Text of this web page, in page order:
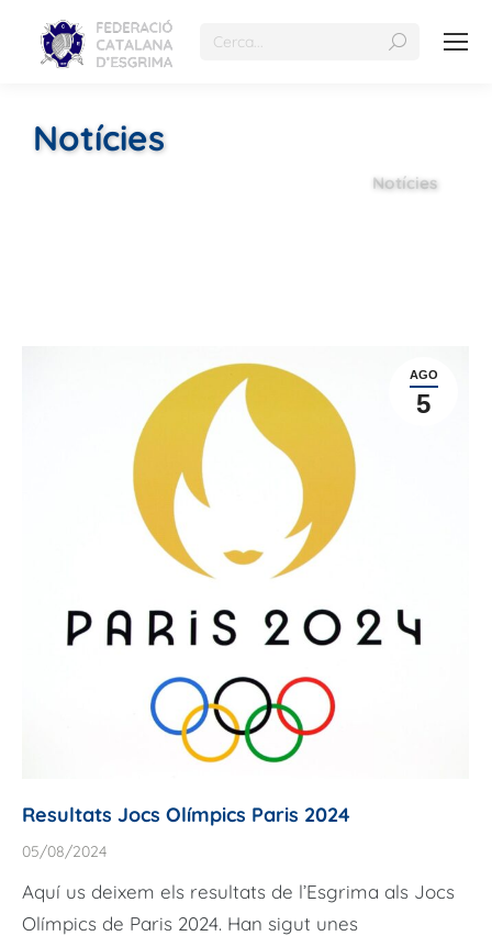
Notícies
Notícies
AGO
5
Resultats Jocs Olímpics Paris 2024
05/08/2024
Aquí us deixem els resultats de l’Esgrima als Jocs
Olímpics de Paris 2024. Han sigut unes